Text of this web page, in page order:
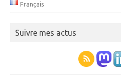
Français
Suivre mes actus